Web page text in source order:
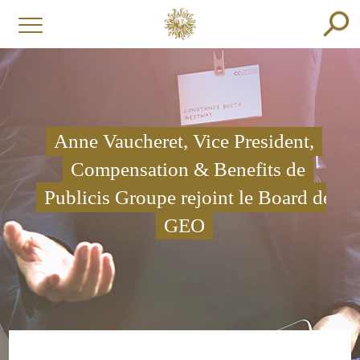
Anne Vaucheret, Vice President,
Compensation & Benefits de
Publicis Groupe rejoint le Board de
GEO